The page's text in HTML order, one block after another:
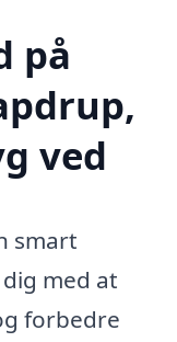
på
ved
smart
med at
forbedre